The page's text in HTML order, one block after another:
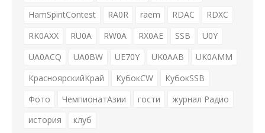
HamSpiritContest
RA0R raem RDAC
RDXC
RK0AXX
RU0A RW0A RX0AE SSB
U0Y
UA0ACQ
UA0BW UE70Y UK0AAB
UK0AMM
КрасноярскийКрай
КубокCW
КубокSSB
Фото
ЧемпионатАзии гости
журнал Радио
история
клуб